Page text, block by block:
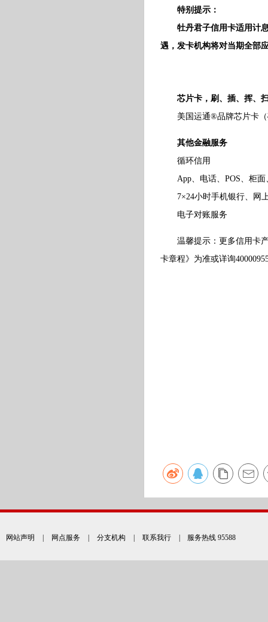
特别提示：
牡丹君子信用卡适用计息
遇，发卡机构将对当期全部
芯片卡，刷、插、挥、
美国运通®品牌芯片卡（
其他金融服务
循环信用
App、电话、POS、柜面
7×24小时手机银行、网
电子对账服务
温馨提示：更多信用卡产
卡章程》为准或详询
网站声明 网点服务 分支机构 联系我行 | 服务热线 95588